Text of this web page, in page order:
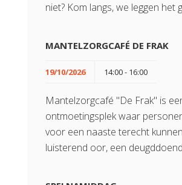
niet? Kom langs, we leggen het
MANTELZORGCAFÉ DE FRAK
19/10/2026 14:00 - 16:00
Mantelzorgcafé "De Frak" is
ontmoetingsplek waar
voor een naaste terecht
luisterend oor, een